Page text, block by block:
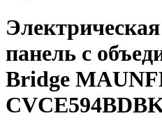
панель с
Bridge